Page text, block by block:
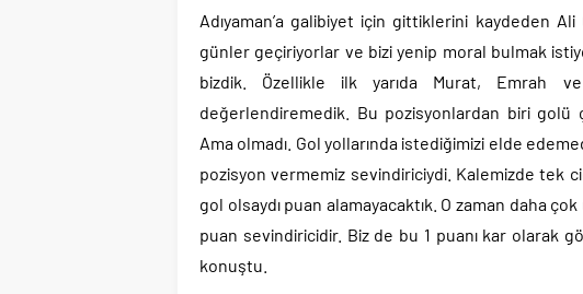
Adıyaman’a galibiyet için gittiklerini kaydeden
günler geçiriyorlar ve bizi yenip moral bulmak
bizdik. Özellikle ilk yarıda Murat, Emrah
değerlendiremedik. Bu pozisyonlardan biri golü
Ama olmadı. Gol yollarında istediğimizi elde
pozisyon vermemiz sevindiriciydi. Kalemizde tek
gol olsaydı puan alamayacaktık. O zaman daha
puan sevindiricidir. Biz de bu 1 puanı kar olarak
konuştu.